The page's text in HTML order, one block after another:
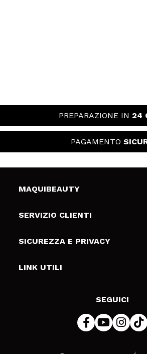
PREPARAZIONE IN 24
PAGAMENTO
MAQUIBEAUTY
Chi siamo
Gift Cards
SERVIZIO CLIENTI
Spedizioni & Resi
Metodi di pagamamento
SICUREZZA E PRIVACY
Termini e condizioni
LINK UTILI
SEGUICI